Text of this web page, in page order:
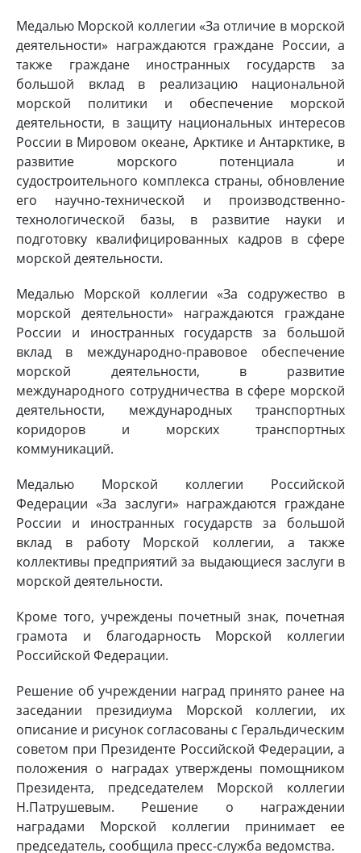
Медалью Морской коллегии «За отличие в морской
деятельности» награждаются граждане России, а
также граждане иностранных государств за
большой вклад в реализацию национальной
морской политики и обеспечение морской
деятельности, в защиту национальных интересов
России в Мировом океане, Арктике и Антарктике, в
развитие морского потенциала и
судостроительного комплекса страны, обновление
его научно-технической и производственно-
технологической базы, в развитие науки и
подготовку квалифицированных кадров в сфере
морской деятельности.
Медалью Морской коллегии «За содружество в
морской деятельности» награждаются граждане
России и иностранных государств за большой
вклад в международно-правовое обеспечение
морской деятельности, в развитие
международного сотрудничества в сфере морской
деятельности, международных транспортных
коридоров и морских транспортных
коммуникаций.
Медалью Морской коллегии Российской
Федерации «За заслуги» награждаются граждане
России и иностранных государств за большой
вклад в работу Морской коллегии, а также
коллективы предприятий за выдающиеся заслуги в
морской деятельности.
Кроме того, учреждены почетный знак, почетная
грамота и благодарность Морской коллегии
Российской Федерации.
Решение об учреждении наград принято ранее на
заседании президиума Морской коллегии, их
описание и рисунок согласованы с Геральдическим
советом при Президенте Российской Федерации, а
положения о наградах утверждены помощником
Президента, председателем Морской коллегии
Н.Патрушевым. Решение о награждении
наградами Морской коллегии принимает ее
председатель, сообщила пресс-служба ведомства.